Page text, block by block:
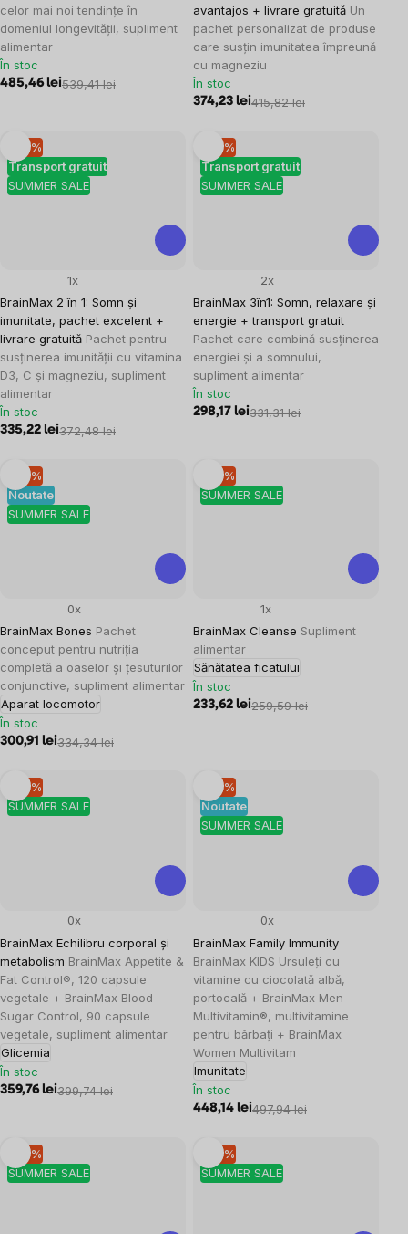
celor mai noi tendințe în
domeniul longevității, supliment
alimentar
În stoc
485,46 lei539,41 lei
avantajos + livrare gratuită Un
pachet personalizat de produse
care susțin imunitatea împreună
cu magneziu
În stoc
374,23 lei415,82 lei
SUMMER SALE
Transport gratuit
–10 %
BrainMax 2 în 1: Somn și
imunitate, pachet excelent +
livrare gratuită Pachet pentru
susținerea imunității cu vitamina
D3, C și magneziu, supliment
alimentar
1x
În stoc
335,22 lei372,48 lei
SUMMER SALE
Transport gratuit
–10 %
BrainMax 3în1: Somn, relaxare și
energie + transport gratuit
Pachet care combină susținerea
energiei și a somnului,
supliment alimentar
2x
În stoc
298,17 lei331,31 lei
Noutate
SUMMER SALE
–10 %
BrainMax Bones Pachet
conceput pentru nutriția
completă a oaselor și țesuturilor
conjunctive, supliment alimentar
Aparat locomotor
0x
În stoc
300,91 lei334,34 lei
SUMMER SALE
–10 %
BrainMax Cleanse Supliment
alimentar
Sănătatea ficatului
1x
În stoc
233,62 lei259,59 lei
SUMMER SALE
–10 %
BrainMax Echilibru corporal și
metabolism BrainMax Appetite &
Fat Control®, 120 capsule
vegetale + BrainMax Blood
Sugar Control, 90 capsule
vegetale, supliment alimentar
Glicemia
0x
În stoc
359,76 lei399,74 lei
Noutate
SUMMER SALE
–10 %
BrainMax Family Immunity
BrainMax KIDS Ursuleți cu
vitamine cu ciocolată albă,
portocală + BrainMax Men
Multivitamin®, multivitamine
pentru bărbați + BrainMax
Women Multivitam
Imunitate
0x
În stoc
448,14 lei497,94 lei
SUMMER SALE
–10 %
SUMMER SALE
–10 %